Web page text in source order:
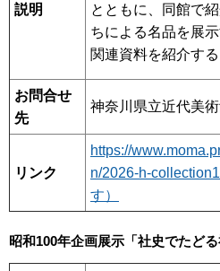
説明
とともに、同館で
ちによる名品を展
関連資料を紹介する
お問合せ
先
神奈川県立近代美
リンク
https://
n/2026-h-
す）
昭和100年企画展示「社史でたどる